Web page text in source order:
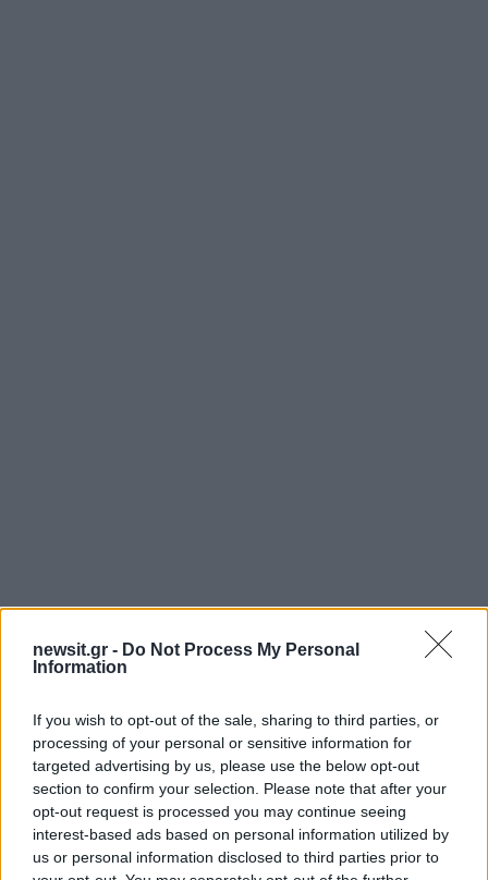
newsit.gr - Do Not Process My Personal
Information
If you wish to opt-out of the sale, sharing to third parties, or
processing of your personal or sensitive information for
targeted advertising by us, please use the below opt-out
section to confirm your selection. Please note that after your
opt-out request is processed you may continue seeing
interest-based ads based on personal information utilized by
us or personal information disclosed to third parties prior to